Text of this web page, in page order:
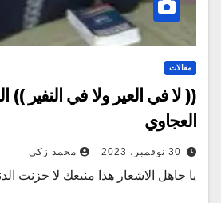
مقالات
العجاوي
30 نوفمبر، 2023 محمد زكى
يا جاهل الاشعار هذا منبعك لا حزنت